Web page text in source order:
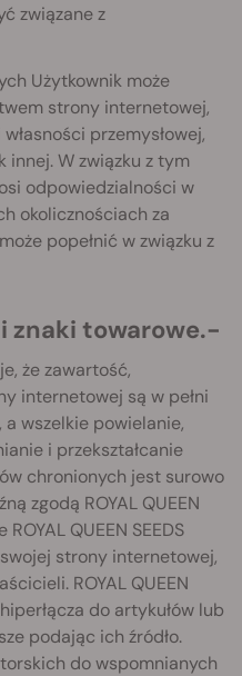
związane z
Użytkownik może
strony internetowej,
przemysłowej,
W związku z tym
odpowiedzialności w
okolicznościach za
popełnić w związku z
i znaki towarowe.-
że zawartość,
internetowej są w pełni
wszelkie powielanie,
i przekształcanie
chronionych jest surowo
zgodą ROYAL QUEEN
QUEEN SEEDS
strony internetowej,
ROYAL QUEEN
do artykułów lub
podając ich źródło.
do wspomnianych